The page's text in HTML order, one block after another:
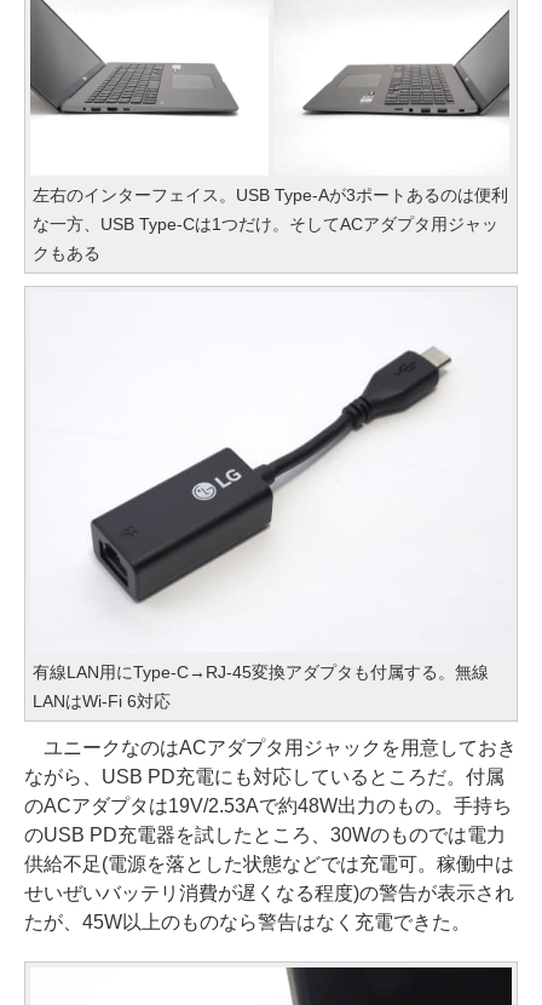
左右のインターフェイス。USB Type-Aが3ポートあるのは便利
な一方、USB Type-Cは1つだけ。そしてACアダプタ用ジャッ
クもある
有線LAN用にType-C→RJ-45変換アダプタも付属する。無線
LANはWi-Fi 6対応
ユニークなのはACアダプタ用ジャックを用意しておき
ながら、USB PD充電にも対応しているところだ。付属
のACアダプタは19V/2.53Aで約48W出力のもの。手持ち
のUSB PD充電器を試したところ、30Wのものでは電力
供給不足(電源を落とした状態などでは充電可。稼働中は
せいぜいバッテリ消費が遅くなる程度)の警告が表示され
たが、45W以上のものなら警告はなく充電できた。